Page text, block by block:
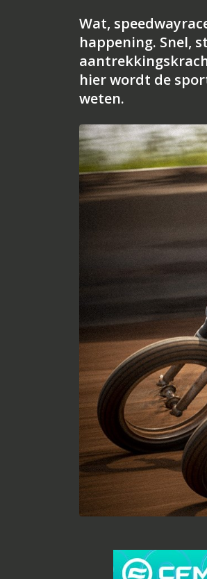
Wat,
happening. Snel,
hier wordt de
weten.